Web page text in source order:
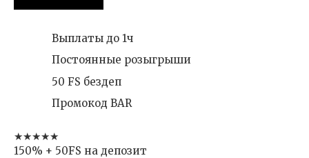
Выплаты до 1ч
Постоянные розыгрыши
50 FS бездеп
Промокод BAR
★★★★★
150% + 50FS на депозит